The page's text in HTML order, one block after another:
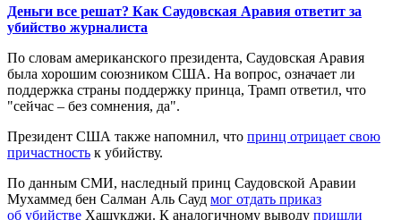
Деньги все решат? Как Саудовская Аравия ответит за
убийство журналиста
По словам американского президента, Саудовская Аравия
была хорошим союзником США. На вопрос, означает ли
поддержка страны поддержку принца, Трамп ответил, что
"сейчас – без сомнения, да".
Президент США также напомнил, что принц отрицает свою
причастность к убийству.
По данным СМИ, наследный принц Саудовской Аравии
Мухаммед бен Салман Аль Сауд мог отдать приказ
об убийстве Хашукджи. К аналогичному выводу пришли